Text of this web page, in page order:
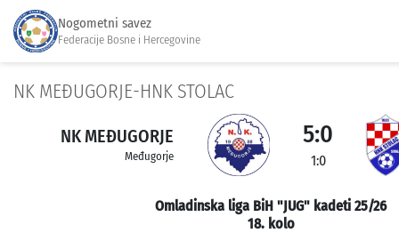
Nogometni savez
Federacije Bosne i Hercegovine
NK MEĐUGORJE-HNK STOLAC
NK MEĐUGORJE
Međugorje
5:0
1:0
Omladinska liga BiH "JUG" kadeti 25/26
18. kolo